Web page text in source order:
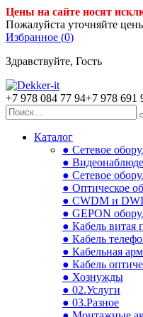
Цены на сайте носят
Пожалуйста уточняйте
Избранное (0)
Здравствуйте, Гость
+7 978 084 77 94+7 978 691
Каталог
● Сетевое
●
● Сетевое
● Оптическое
● CWDM и
● GEPON
● Кабель витая
● Кабель
● Кабельная
● Кабель
● Хознужды
● 02.Услуги
● 03.Разное